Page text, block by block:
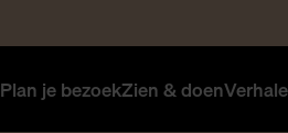
Plan je bezoekZien & doen